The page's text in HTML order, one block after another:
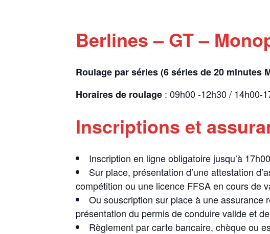
Berlines – GT –
Roulage par séries (6 séries de 20 minutes
Horaires de roulage : 09h00 -12h30 / 14h00-
Inscriptions et
Inscription en ligne obligatoire jusqu’à
Sur place, présentation d’une attestation
compétition ou une licence FFSA en cours de
Ou souscription sur place à une assurance
présentation du permis de conduire valide et
Règlement par carte bancaire, chèque ou